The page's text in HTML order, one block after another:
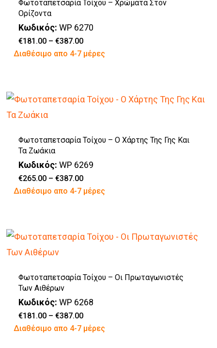
προϊόντος
Οι
επιλογές
μπορούν
να
σελίδα
Φωτοταπετσαρία Τοίχου – Χρώματα Στον
Ορίζοντα
Κωδικός: WP 6270
€181.00 – €387.00Price
range:
€181.00
Διαθέσιμο απο 4-7 μέρες
Αυτό
έχει
Οι
επιλογές
μπορούν
να
σελίδα
του
Φωτοταπετσαρία Τοίχου – Ο Χάρτης Της Γης Και
Τα Ζωάκια
Κωδικός: WP 6269
€265.00 – €387.00Price
range:
€265.00
Διαθέσιμο απο 4-7 μέρες
Αυτό
έχει
πολλαπλές
Οι
επιλογές
μπορούν
να
Φωτοταπετσαρία Τοίχου – Οι Πρωταγωνιστές
Των Αιθέρων
Κωδικός: WP 6268
€181.00 – €387.00Price
range:
€181.00
Διαθέσιμο απο 4-7 μέρες
Αυτό